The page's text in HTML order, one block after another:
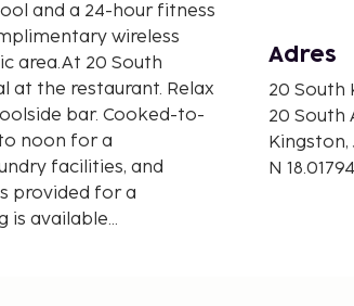
and a 24-hour fitness
wireless
area.At 20 South
at the restaurant. Relax
bar. Cooked-to-
noon for a
facilities, and
provided for a
is available
Adres
20 South
20 South
Kingston,
N